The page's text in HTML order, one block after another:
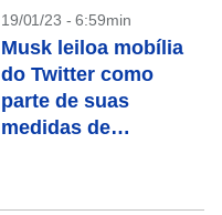
19/01/23 - 6:59min
Musk leiloa mobília
do Twitter como
parte de suas
medidas de